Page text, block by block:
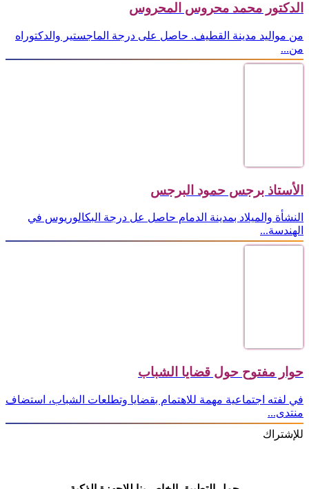
الدكتور محمد محروس المحروس
من مواليد مدينة القطيف. حاصل على درجة الماجستير والدكتوراه
من...
الأستاذ برجس حمود البرجس
النشأة والميلاد بمدينة الدمام حاصل عل درجة البكالوريوس في
الهندسة...
حوار مفتوح حول قضايا الشباب
في لفته اجتماعية مهمة للاهتمام بقضايا وتطلعات الشباب، استضاف
منتدى...
للإشتراك